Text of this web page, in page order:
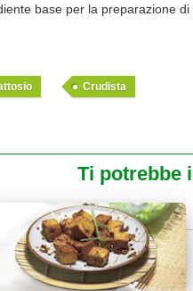
base per la preparazione
Crudista
Ti potrebbe